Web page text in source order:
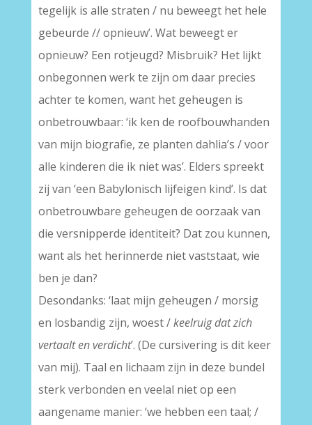
tegelijk is alle straten / nu beweegt het hele
gebeurde // opnieuw’. Wat beweegt er
opnieuw? Een rotjeugd? Misbruik? Het lijkt
onbegonnen werk te zijn om daar precies
achter te komen, want het geheugen is
onbetrouwbaar: ‘ik ken de roofbouwhanden
van mijn biografie, ze planten dahlia’s / voor
alle kinderen die ik niet was’. Elders spreekt
zij van ‘een Babylonisch lijfeigen kind’. Is dat
onbetrouwbare geheugen de oorzaak van
die versnipperde identiteit? Dat zou kunnen,
want als het herinnerde niet vaststaat, wie
ben je dan?
Desondanks: ‘laat mijn geheugen / morsig
en losbandig zijn, woest /keelruig dat zich
vertaalt en verdicht’. (De cursivering is dit keer
van mij). Taal en lichaam zijn in deze bundel
sterk verbonden en veelal niet op een
aangename manier: ‘we hebben een taal; /